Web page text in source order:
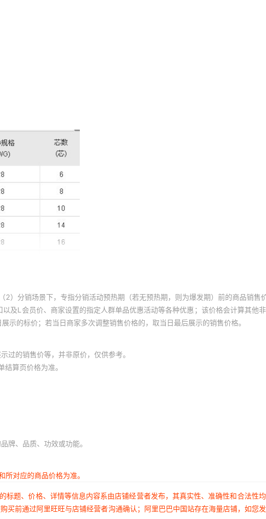
）分销场景下，专指分销活动预热期（若无预热期，则为爆发期）前的商品销售
及L会员价、商家设置的指定人群单品优惠活动等各种优惠；该价格会计算其他
的标价；若当日商家多次调整销售价格的，取当日最后展示的销售价格。
过的销售价等，并非原价，仅供参考。
算页价格为准。
牌、品质、功效或功能。
对应的商品价格为准。
题、价格、详情等信息内容系由店铺经营者发布，其真实性、准确性和合法性
前通过阿里旺旺与店铺经营者沟通确认；阿里巴巴中国站存在海量店铺，如您